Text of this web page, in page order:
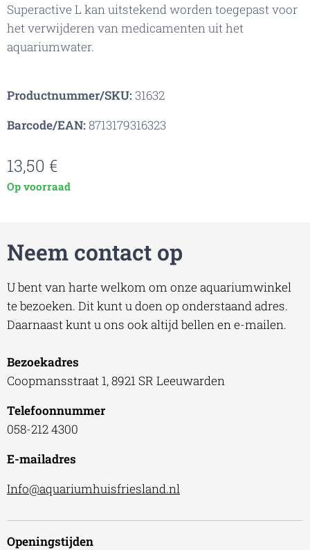
Superactive L kan uitstekend worden toegepast voor
het verwijderen van medicamenten uit het
aquariumwater.
Productnummer/SKU:31632
Barcode/EAN:8713179316323
13,50 €
Op voorraad
Neem contact op
U bent van harte welkom om onze aquariumwinkel
te bezoeken. Dit kunt u doen op onderstaand adres.
Daarnaast kunt u ons ook altijd bellen en e-mailen.
Bezoekadres
Coopmansstraat 1, 8921 SR Leeuwarden
Telefoonnummer
058-212 4300
E-mailadres
Info@aquariumhuisfriesland.nl
Openingstijden